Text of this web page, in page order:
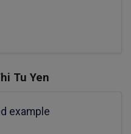
Tu Yen
example